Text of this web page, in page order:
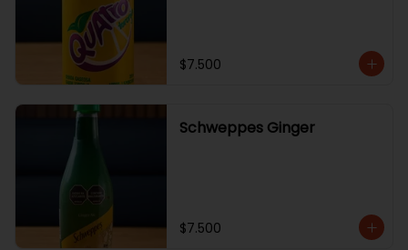
$7.500
Schweppes Ginger
$7.500